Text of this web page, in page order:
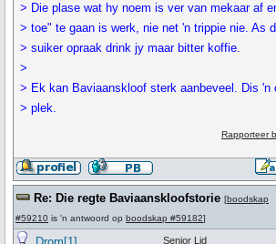
> Die plase wat hy noem is ver van mekaar af
> toe" te gaan is werk, nie net 'n trippie nie. As
> suiker opraak drink jy maar bitter koffie.
>
> Ek kan Baviaanskloof sterk aanbeveel. Dis 'n
> plek.
Rapporteer
Re: Die regte Baviaanskloofstorie [boodskap
#59210 is 'n antwoord op boodskap #59182]
Senior Lid